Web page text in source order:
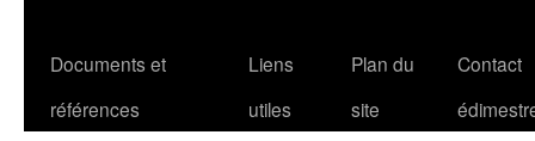
Documents et
références
Liens
utiles
Plan du
site
Contact